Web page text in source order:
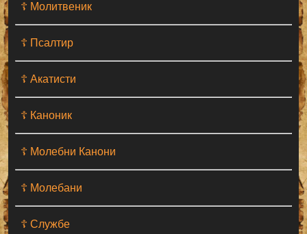
☦ Молитвеник
☦ Псалтир
☦ Акатисти
☦ Каноник
☦ Молебни Канони
☦ Молебани
☦ Службе